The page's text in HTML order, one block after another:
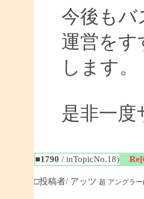
今後もバ
運営をす
します。
是非一度
■1790 / inTopicNo.18)
□投稿者/ アッツ 超 アングラー